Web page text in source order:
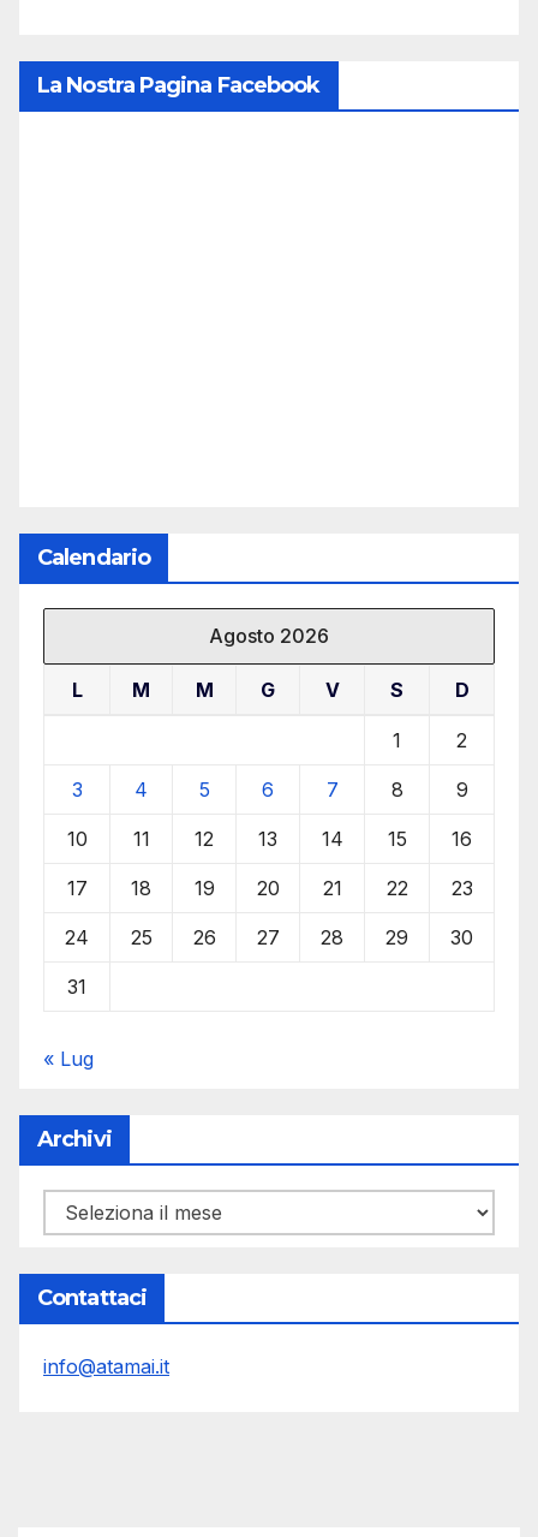
La Nostra Pagina Facebook
Calendario
Agosto 2026
L M M G V S D
1 2
3 4 5 6 7 8 9
10 11 12 13 14 15 16
17 18 19 20 21 22 23
24 25 26 27 28 29 30
31
« Lug
Archivi
Archivi
Contattaci
info@atamai.it